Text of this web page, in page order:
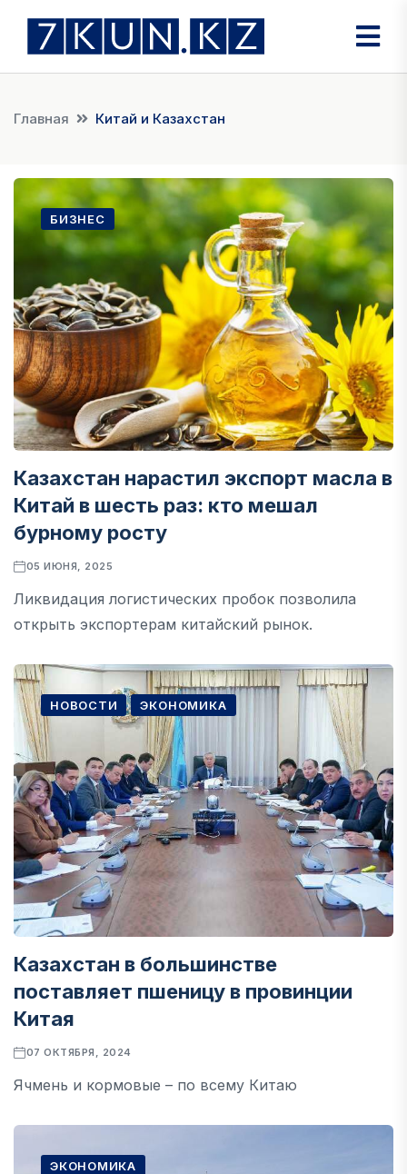
Главная Китай и Казахстан
БИЗНЕС
Казахстан нарастил экспорт масла в
Китай в шесть раз: кто мешал
бурному росту
05 ИЮНЯ, 2025
​Ликвидация логистических пробок позволила
открыть экспортерам китайский рынок.
НОВОСТИ ЭКОНОМИКА
Казахстан в большинстве
поставляет пшеницу в провинции
Китая
07 ОКТЯБРЯ, 2024
Ячмень и кормовые – по всему Китаю
ЭКОНОМИКА